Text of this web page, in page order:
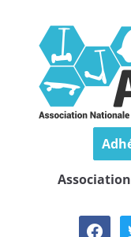
contenu
facebook